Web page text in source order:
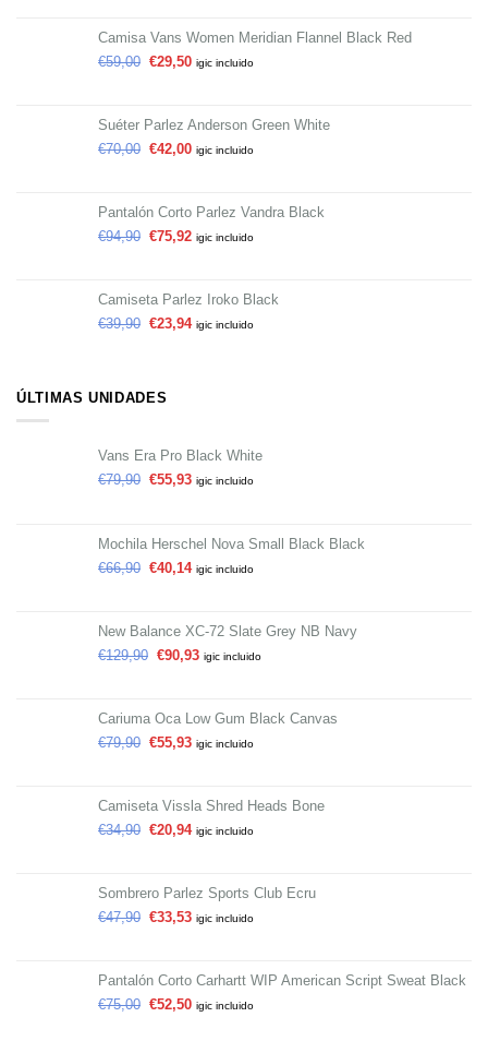
Camisa Vans Women Meridian Flannel Black Red
€59,00 €29,50 igic incluido
Suéter Parlez Anderson Green White
€70,00 €42,00 igic incluido
Pantalón Corto Parlez Vandra Black
€94,90 €75,92 igic incluido
Camiseta Parlez Iroko Black
€39,90 €23,94 igic incluido
ÚLTIMAS UNIDADES
Vans Era Pro Black White
€79,90 €55,93 igic incluido
Mochila Herschel Nova Small Black Black
€66,90 €40,14 igic incluido
New Balance XC-72 Slate Grey NB Navy
€129,90 €90,93 igic incluido
Cariuma Oca Low Gum Black Canvas
€79,90 €55,93 igic incluido
Camiseta Vissla Shred Heads Bone
€34,90 €20,94 igic incluido
Sombrero Parlez Sports Club Ecru
€47,90 €33,53 igic incluido
Pantalón Corto Carhartt WIP American Script Sweat Black
€75,00 €52,50 igic incluido